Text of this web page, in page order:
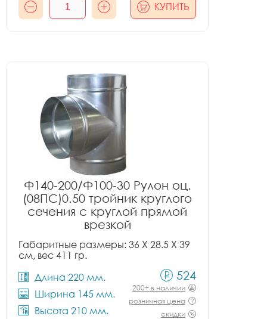
КУПИТЬ
Ф140-200/Ф100-30 Рулон оц.
(08ПС)0.50 тройник круглого
сечения с круглой прямой
врезкой
Габаритные размеры: 36 X 28.5 X 39
см, вес 411 гр.
Длина 220 мм.
Ширина 145 мм.
Высота 210 мм.
524
200+ в наличии
розничная цена
скидки